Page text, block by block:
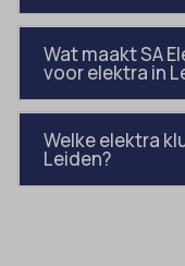
Wat maakt SA
voor elektra in
Welke elektra
Leiden?
intercom-session-*
mhcookie
timezone
cookie-*
cookiesEnabled